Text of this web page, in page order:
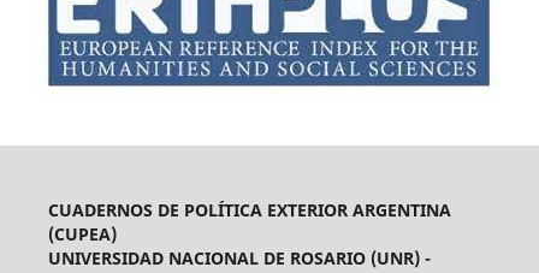
CUADERNOS DE POLÍTICA EXTERIOR ARGENTINA
(CUPEA)
UNIVERSIDAD NACIONAL DE ROSARIO (UNR) -